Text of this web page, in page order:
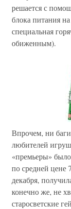
решается с
блока питания
специальная
обиженным).
Впрочем, ни
любителей
«премьеры»
по средней цене
декабря,
конечно же, не
старосветские